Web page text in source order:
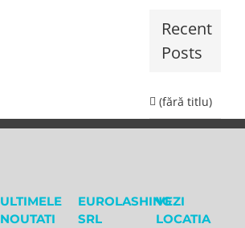
Recent
Posts
(fără titlu)
ULTIMELE
NOUTATI
EUROLASHING
SRL
VEZI
LOCATIA